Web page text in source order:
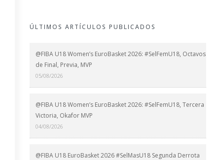
ÚLTIMOS ARTÍCULOS PUBLICADOS
@FIBA U18 Women’s EuroBasket 2026: #SelFemU18, Octavos
de Final, Previa, MVP
05/08/2026
@FIBA U18 Women’s EuroBasket 2026: #SelFemU18, Tercera
Victoria, Okafor MVP
04/08/2026
@FIBA U18 EuroBasket 2026 #SelMasU18 Segunda Derrota